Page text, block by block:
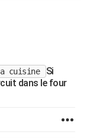
cuisine
Si
dans le four